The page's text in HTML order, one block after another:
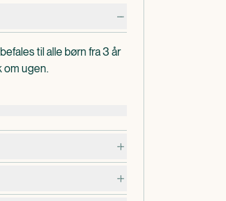
til alle børn fra 3 år
om ugen.